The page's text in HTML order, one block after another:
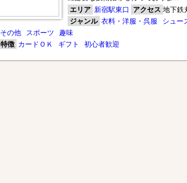
＊＊＊＊＊＊＊＊＊＊＊＊＊＊＊＊＊
★射撃練習会★
・8月 5日(水)
・8月 19日(水)
エリア 新宿駅東口 アクセス 地下鉄
ジャンル 衣料・洋服・呉服 シュー
その他
スポーツ
趣味
特徴 カードＯＫ ギフト 初心者歓迎